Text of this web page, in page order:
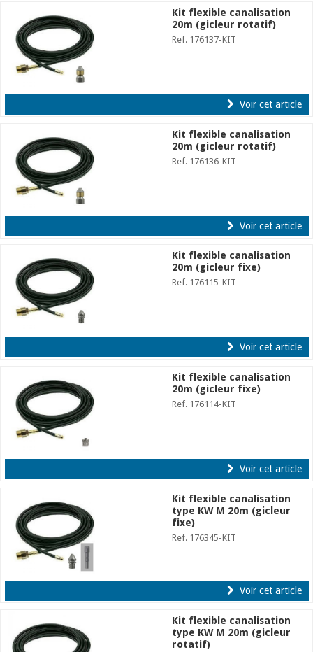
Kit flexible canalisation
20m (gicleur rotatif)
Ref. 176137-KIT
Voir cet article
Kit flexible canalisation
20m (gicleur rotatif)
Ref. 176136-KIT
Voir cet article
Kit flexible canalisation
20m (gicleur fixe)
Ref. 176115-KIT
Voir cet article
Kit flexible canalisation
20m (gicleur fixe)
Ref. 176114-KIT
Voir cet article
Kit flexible canalisation
type KW M 20m (gicleur
fixe)
Ref. 176345-KIT
Voir cet article
Kit flexible canalisation
type KW M 20m (gicleur
rotatif)